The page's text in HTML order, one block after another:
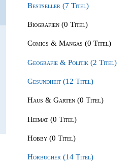
Bestseller (7 Titel)
Biografien (0 Titel)
Comics & Mangas (0 Titel)
Geografie & Politik (2 Titel)
Gesundheit (12 Titel)
Haus & Garten (0 Titel)
Heimat (0 Titel)
Hobby (0 Titel)
Hörbücher (14 Titel)